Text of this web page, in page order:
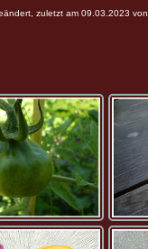
zuletzt am 09.03.2023 von